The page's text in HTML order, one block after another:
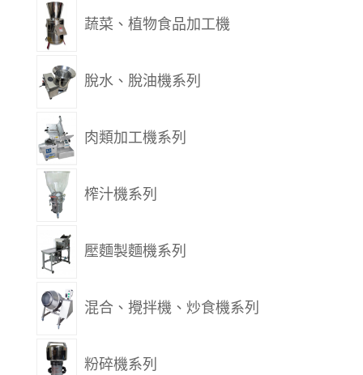
蔬菜、植物食品加工機
脫水、脫油機系列
肉類加工機系列
榨汁機系列
壓麵製麵機系列
混合、攪拌機、炒食機系列
粉碎機系列